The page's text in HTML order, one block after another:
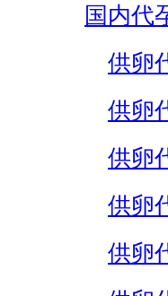
国内代
供卵
供卵
供卵
供卵
供卵